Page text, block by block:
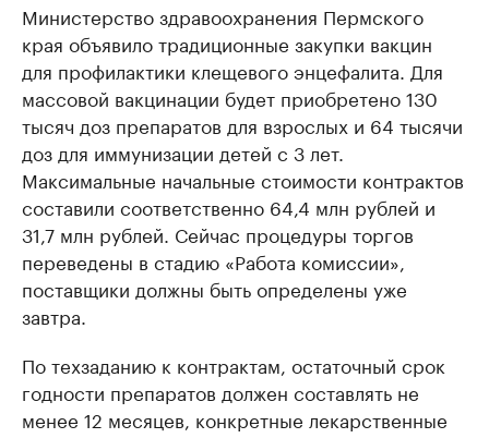
Министерство здравоохранения Пермского
края объявило традиционные закупки вакцин
для профилактики клещевого энцефалита. Для
массовой вакцинации будет приобретено 130
тысяч доз препаратов для взрослых и 64 тысячи
доз для иммунизации детей с 3 лет.
Максимальные начальные стоимости контрактов
составили соответственно 64,4 млн рублей и
31,7 млн рублей. Сейчас процедуры торгов
переведены в стадию «Работа комиссии»,
поставщики должны быть определены уже
завтра.
По техзаданию к контрактам, остаточный срок
годности препаратов должен составлять не
менее 12 месяцев, конкретные лекарственные